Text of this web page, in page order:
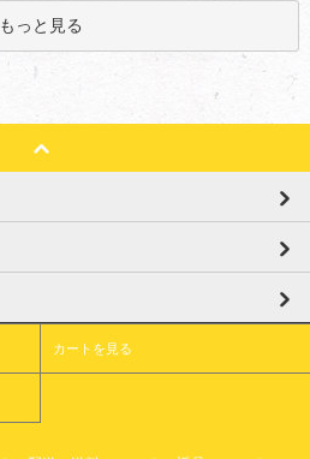
もっと見る
カートを見る